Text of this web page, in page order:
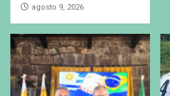
agosto 9, 2026